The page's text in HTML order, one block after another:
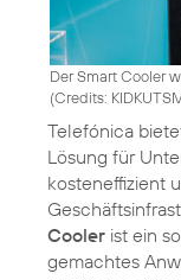
Der Smart Cooler
(Credits:
Telefónica
Lösung für
kosteneffizient
Cooler ist ein
gemachtes